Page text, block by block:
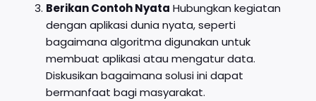
Berikan Contoh Nyata Hubungkan kegiatan
dengan aplikasi dunia nyata, seperti
bagaimana algoritma digunakan untuk
membuat aplikasi atau mengatur data.
Diskusikan bagaimana solusi ini dapat
bermanfaat bagi masyarakat.